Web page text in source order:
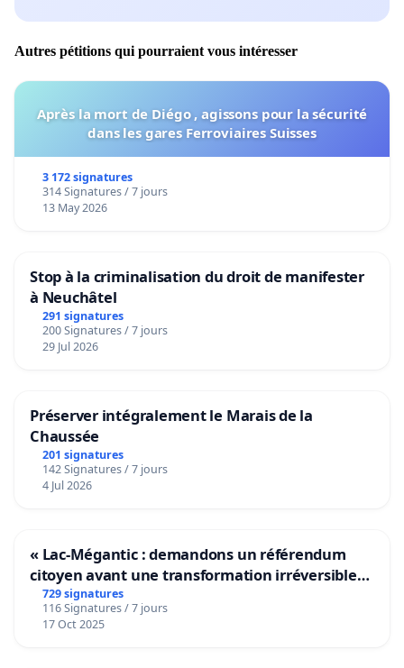
Autres pétitions qui pourraient vous intéresser
Après la mort de Diégo , agissons pour la sécurité
dans les gares Ferroviaires Suisses
3 172 signatures
314 Signatures / 7 jours
13 May 2026
Stop à la criminalisation du droit de manifester
à Neuchâtel
291 signatures
200 Signatures / 7 jours
29 Jul 2026
Préserver intégralement le Marais de la
Chaussée
201 signatures
142 Signatures / 7 jours
4 Jul 2026
« Lac-Mégantic : demandons un référendum
citoyen avant une transformation irréversible
de notre territoire »
729 signatures
116 Signatures / 7 jours
17 Oct 2025